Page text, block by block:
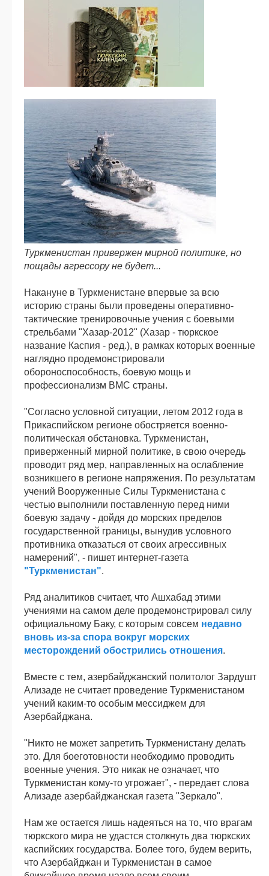
Туркменистан привержен мирной политике, но
пощады агрессору не будет...
Накануне в Туркменистане впервые за всю
историю страны были проведены оперативно-
тактические тренировочные учения с боевыми
стрельбами "Хазар-2012" (Хазар - тюркское
название Каспия - ред.), в рамках которых военные
наглядно продемонстрировали
обороноспособность, боевую мощь и
профессионализм ВМС страны.
"Согласно условной ситуации, летом 2012 года в
Прикаспийском регионе обостряется военно-
политическая обстановка. Туркменистан,
приверженный мирной политике, в свою очередь
проводит ряд мер, направленных на ослабление
возникшего в регионе напряжения. По результатам
учений Вооруженные Силы Туркменистана с
честью выполнили поставленную перед ними
боевую задачу - дойдя до морских пределов
государственной границы, вынудив условного
противника отказаться от своих агрессивных
намерений", - пишет интернет-газета
"Туркменистан".
Ряд аналитиков считает, что Ашхабад этими
учениями на самом деле продемонстрировал силу
официальному Баку, с которым совсем недавно
вновь из-за спора вокруг морских
месторождений обострились отношения.
Вместе с тем, азербайджанский политолог Зардушт
Ализаде не считает проведение Туркменистаном
учений каким-то особым мессиджем для
Азербайджана.
"Никто не может запретить Туркменистану делать
это. Для боеготовности необходимо проводить
военные учения. Это никак не означает, что
Туркменистан кому-то угрожает", - передает слова
Ализаде азербайджанская газета "Зеркало".
Нам же остается лишь надеяться на то, что врагам
тюркского мира не удастся столкнуть два тюркских
каспийских государства. Более того, будем верить,
что Азербайджан и Туркменистан в самое